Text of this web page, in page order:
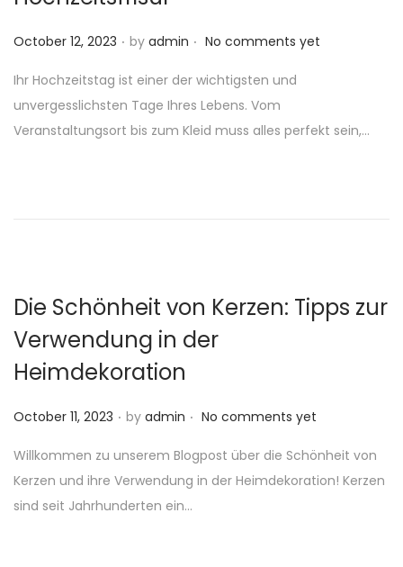
P
s
t
e
October 12, 2023 . by admin . No comments yet
Ihr Hochzeitstag ist einer der wichtigsten und
unvergesslichsten Tage Ihres Lebens. Vom
Veranstaltungsort bis zum Kleid muss alles perfekt sein,…
Die Schönheit von Kerzen: Tipps zur
Verwendung in der
Heimdekoration
P
s
t
e
October 11, 2023 . by admin . No comments yet
Willkommen zu unserem Blogpost über die Schönheit von
Kerzen und ihre Verwendung in der Heimdekoration! Kerzen
sind seit Jahrhunderten ein…